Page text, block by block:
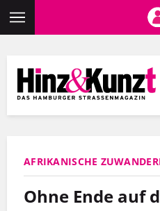
Inhalt
AFRIKANISCHE
Ohne Ende auf